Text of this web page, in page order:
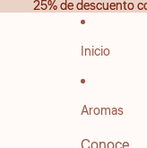
25% de descuento
25% de descuento
Inicio
Aromas